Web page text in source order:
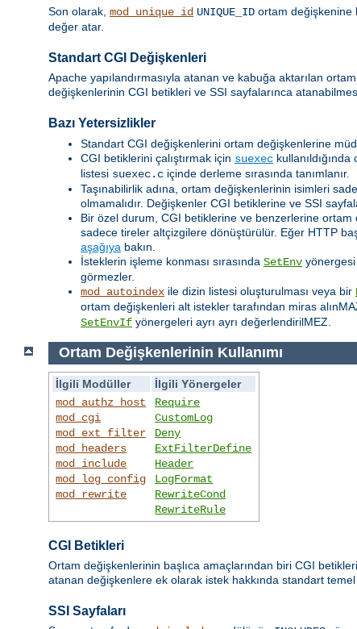
Son olarak, mod_unique_id UNIQUE_ID ortam değişkenine
değer atar.
Standart CGI Değişkenleri
Apache yapılandırmasıyla atanan ve kabuğa aktarılan
değişkenlerinin CGI betikleri ve SSI sayfalarınca
Bazı Yetersizlikler
Standart CGI değişkenlerini ortam değişkenlerine
CGI betiklerini çalıştırmak için suexec
listesi suexec.c içinde derleme sırasında tanımlanır.
Taşınabilirlik adına, ortam değişkenlerinin isimleri
olmamalıdır. Değişkenler CGI betiklerine ve SSI
Bir özel durum, CGI betiklerine ve benzerlerine ortam
sadece tireler altçizgilere dönüştürülür. Eğer HTTP
aşağıya bakın.
İsteklerin işleme konması sırasında SetEnv yönergesi
görmezler.
mod_autoindex ile dizin listesi oluşturulması veya bir
ortam değişkenleri alt istekler tarafından miras
SetEnvIf yönergeleri ayrı ayrı değerlendirilMEZ.
Ortam Değişkenlerinin Kullanımı
İlgili Modüller
İlgili Yönergeler
mod_authz_host
mod_cgi
mod_ext_filter
mod_headers
mod_include
mod_log_config
mod_rewrite
Require
CustomLog
Deny
ExtFilterDefine
Header
LogFormat
RewriteCond
RewriteRule
CGI Betikleri
Ortam değişkenlerinin başlıca amaçlarından biri CGI
atanan değişkenlere ek olarak istek hakkında standart
SSI Sayfaları